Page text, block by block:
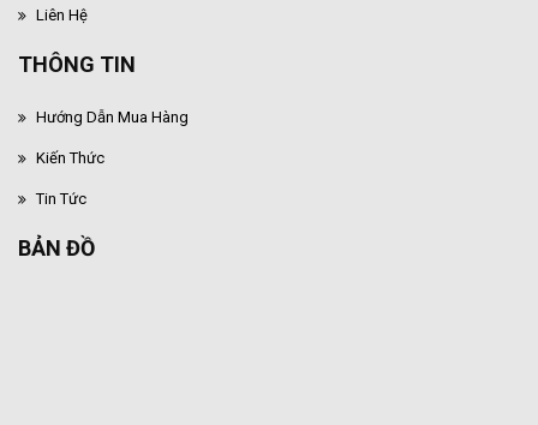
Liên Hệ
THÔNG TIN
Hướng Dẫn Mua Hàng
Kiến Thức
Tin Tức
BẢN ĐỒ